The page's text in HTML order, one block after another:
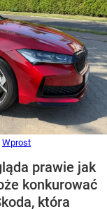
Wprost
prawie jak
konkurować
która